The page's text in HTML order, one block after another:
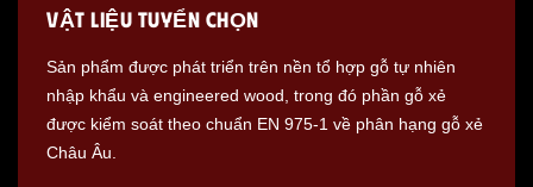
VẬT LIỆU TUYỂN CHỌN
Sản phẩm được phát triển trên nền tổ hợp gỗ tự nhiên
nhập khẩu và engineered wood, trong đó phần gỗ xẻ
được kiểm soát theo chuẩn EN 975-1 về phân hạng gỗ xẻ
Châu Âu.